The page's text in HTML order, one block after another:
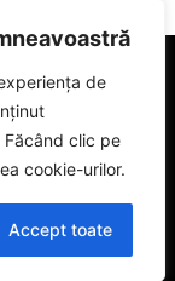
de
Făcând clic pe
cookie-urilor.
Accept toate
rezervate.